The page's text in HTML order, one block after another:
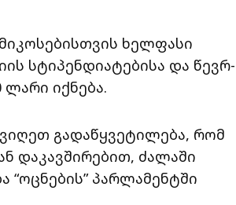
ხელფასი
სტიპენდიატებისა და წევრ-
იქნება.
გადაწყვეტილება, რომ
დაკავშირებით, ძალაში
“ოცნების” პარლამენტში